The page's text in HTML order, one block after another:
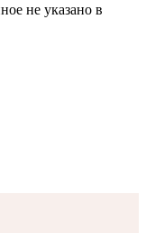
не указано в